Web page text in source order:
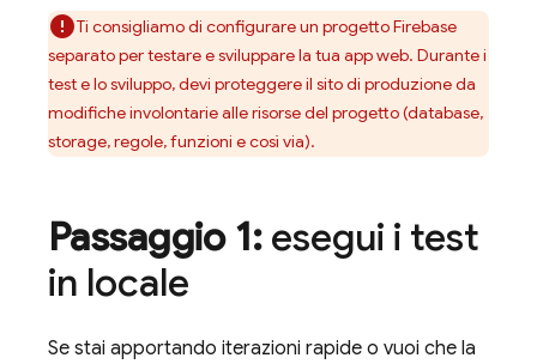
Ti consigliamo di configurare un progetto Firebase
separato per testare e sviluppare la tua app web. Durante i
test e lo sviluppo, devi proteggere il sito di produzione da
modifiche involontarie alle risorse del progetto (database,
storage, regole, funzioni e così via).
Passaggio 1: esegui i test
in locale
Se stai apportando iterazioni rapide o vuoi che la